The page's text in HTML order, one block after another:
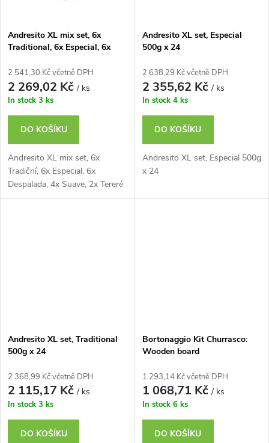
Andresito XL mix set, 6x
Traditional, 6x Especial, 6x
Terere
2 541,30 Kč včetně DPH
2 269,02 Kč/ ks
In stock 3 ks
DO KOŠÍKU
Andresito XL mix set, 6x
Tradiční, 6x Especial, 6x
Despalada, 4x Suave, 2x Tereré
Andresito XL set, Especial
500g x 24
2 638,29 Kč včetně DPH
2 355,62 Kč/ ks
In stock 4 ks
DO KOŠÍKU
Andresito XL set, Especial 500g
x 24
Andresito XL set, Traditional
500g x 24
2 368,99 Kč včetně DPH
2 115,17 Kč/ ks
In stock 3 ks
DO KOŠÍKU
Bortonaggio Kit Churrasco:
Wooden board
1 293,14 Kč včetně DPH
1 068,71 Kč/ ks
In stock 6 ks
DO KOŠÍKU